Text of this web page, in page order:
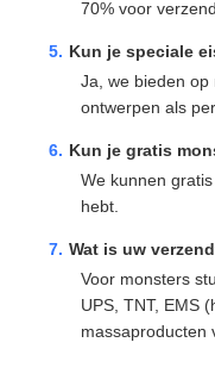
70% voor
Kun je speciale
Ja, we bieden op
ontwerpen als
Kun je gratis
We kunnen
hebt.
Wat is uw
Voor monsters
UPS, TNT, EMS
massaproducten